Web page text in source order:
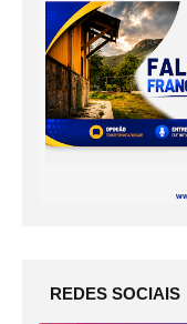
REDES SOCIAIS